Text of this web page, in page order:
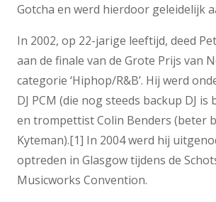
Gotcha en werd hierdoor geleidelijk
In 2002, op 22-jarige leeftijd, deed
aan de finale van de Grote Prijs van
categorie ‘Hiphop/R&B’. Hij werd
DJ PCM (die nog steeds backup DJ is
en trompettist Colin Benders (beter
Kyteman).[1] In 2004 werd hij
optreden in Glasgow tijdens de
Musicworks Convention.